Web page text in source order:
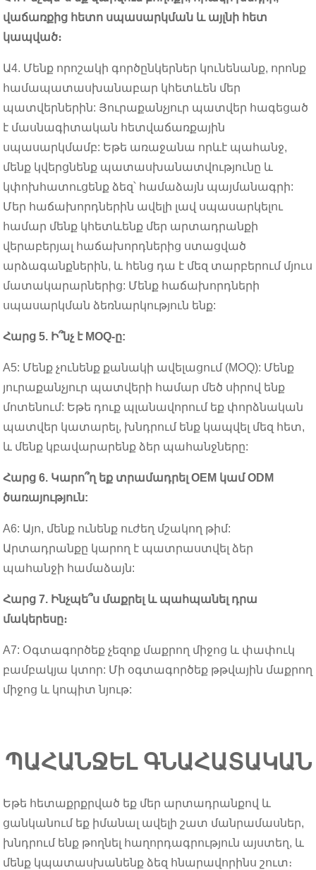
վաճառքից հետո սպասարկման և այլնի հետ
կապված։
Ա4. Մենք որոշակի գործընկերներ կունենանք, որոնք
համապատասխանաբար կհետևեն մեր
պատվերներին: Յուրաքանչյուր պատվեր հագեցած
է մասնագիտական ​​​​հետվաճառքային
սպասարկմամբ: Եթե ​​առաջանա որևէ պահանջ,
մենք կվերցնենք պատասխանատվությունը և
կփոխհատուցենք ձեզ՝ համաձայն պայմանագրի:
Մեր հաճախորդներին ավելի լավ սպասարկելու
համար մենք կհետևենք մեր արտադրանքի
վերաբերյալ հաճախորդներից ստացված
արձագանքներին, և հենց դա է մեզ տարբերում մյուս
մատակարարներից: Մենք հաճախորդների
սպասարկման ձեռնարկություն ենք:
Հարց 5. Ի՞նչ է MOQ-ը:
A5: Մենք չունենք քանակի ավելացում (MOQ): Մենք
յուրաքանչյուր պատվերի համար մեծ սիրով ենք
մոտենում: Եթե դուք պլանավորում եք փորձնական
պատվեր կատարել, խնդրում ենք կապվել մեզ հետ,
և մենք կբավարարենք ձեր պահանջները:
Հարց 6. Կարո՞ղ եք տրամադրել OEM կամ ODM
ծառայություն:
A6: Այո, մենք ունենք ուժեղ մշակող թիմ:
Արտադրանքը կարող է պատրաստվել ձեր
պահանջի համաձայն:
Հարց 7. Ինչպե՞ս մաքրել և պահպանել դրա
մակերեսը։
A7: Օգտագործեք չեզոք մաքրող միջոց և փափուկ
բամբակյա կտոր: Մի օգտագործեք թթվային մաքրող
միջոց և կոպիտ նյութ:
ՊԱՀԱՆՋԵԼ ԳՆԱՀԱՏԱԿԱՆ
Եթե ​​հետաքրքրված եք մեր արտադրանքով և
ցանկանում եք իմանալ ավելի շատ մանրամասներ,
խնդրում ենք թողնել հաղորդագրություն այստեղ, և
մենք կպատասխանենք ձեզ հնարավորինս շուտ։